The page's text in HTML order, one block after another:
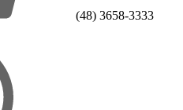
(48) 3658-3333